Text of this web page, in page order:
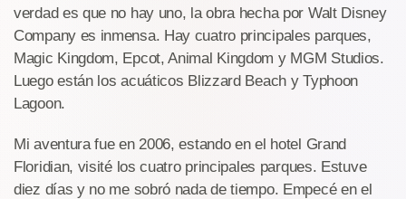
verdad es que no hay uno, la obra hecha por Walt Disney
Company es inmensa. Hay cuatro principales parques,
Magic Kingdom, Epcot, Animal Kingdom y MGM Studios.
Luego están los acuáticos Blizzard Beach y Typhoon
Lagoon.
Mi aventura fue en 2006, estando en el hotel Grand
Floridian, visité los cuatro principales parques. Estuve
diez días y no me sobró nada de tiempo. Empecé en el